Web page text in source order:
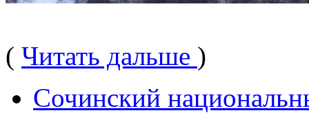
( Читать дальше )
Сочинский